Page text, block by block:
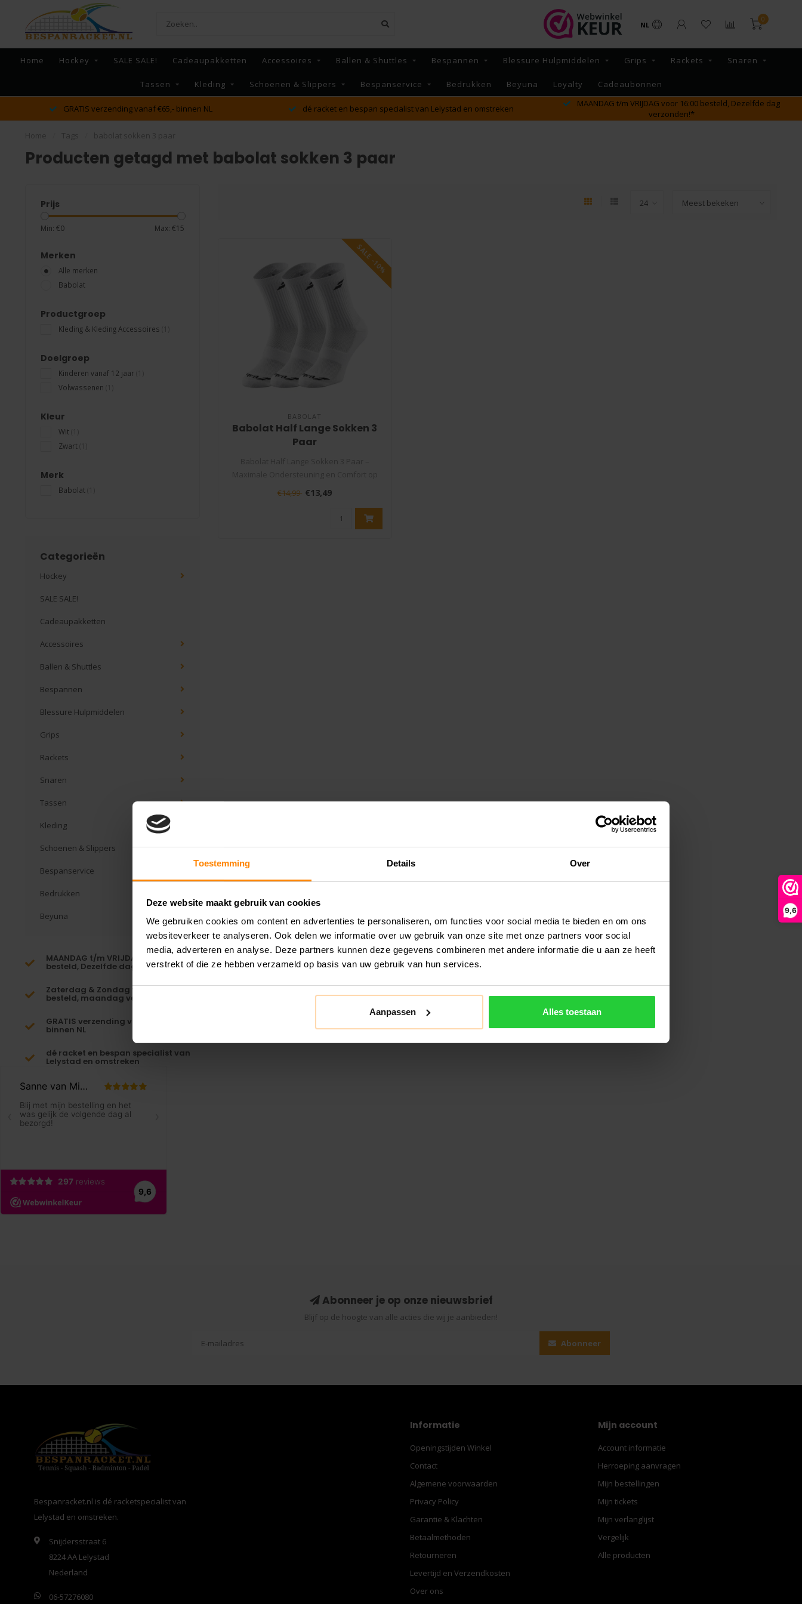
Toestemming Details Over
Deze website maakt gebruik van cookies
We gebruiken cookies om content en advertenties te personaliseren, om functies voor social media te bieden en om ons
websiteverkeer te analyseren. Ook delen we informatie over uw gebruik van onze site met onze partners voor social
media, adverteren en analyse. Deze partners kunnen deze gegevens combineren met andere informatie die u aan ze heeft
verstrekt of die ze hebben verzameld op basis van uw gebruik van hun services.
Aanpassen Alles toestaan
9,6
NL
0
Home Hockey SALE SALE! Cadeaupakketten Accessoires Ballen & Shuttles Bespannen Blessure Hulpmiddelen Grips Rackets Snaren
Tassen Kleding Schoenen & Slippers Bespanservice Bedrukken Beyuna Loyalty Cadeaubonnen
GRATIS verzending vanaf €65,- binnen NL dé racket en bespan specialist van Lelystad en omstreken
MAANDAG t/m VRIJDAG voor 16:00 besteld, Dezelfde dag
verzonden!*
Producten getagd met babolat sokken 3 paar
Prijs
Min: €0 Max: €15
Merken
Alle merken
Babolat
Productgroep
Kleding & Kleding Accessoires
Doelgroep
Kinderen vanaf 12 jaar
Volwassenen
Kleur
Wit
Zwart
Merk
Babolat
Categorieën
Hockey
SALE SALE!
Cadeaupakketten
Accessoires
Ballen & Shuttles
Bespannen
Blessure Hulpmiddelen
Grips
Rackets
Snaren
Tassen
Kleding
Schoenen & Slippers
Bespanservice
Bedrukken
Beyuna
MAANDAG t/m VRIJDAG voor 16:00
besteld, Dezelfde dag verzonden!*
Zaterdag & Zondag voor 23:59
besteld, maandag verzonden!
GRATIS verzending vanaf €65,-
binnen NL
dé racket en bespan specialist van
Lelystad en omstreken
SALE -10%
BABOLAT
Babolat Half Lange Sokken 3
Paar
de Baa..
€14,99 €13,49
Abonneer je op onze nieuwsbrief
Blijf op de hoogte van alle acties die wij je aanbieden!
Abonneer
Bespanracket.nl is dé racketspecialist van
Lelystad en omstreken.
Snijdersstraat 6
8224 AA Lelystad
Nederland
06-57276080
Informatie
Openingstijden Winkel
Contact
Algemene voorwaarden
Privacy Policy
Garantie & Klachten
Betaalmethoden
Retourneren
Levertijd en Verzendkosten
Over ons
Mijn account
Account informatie
Herroeping aanvragen
Mijn bestellingen
Mijn tickets
Mijn verlanglijst
Vergelijk
Alle producten